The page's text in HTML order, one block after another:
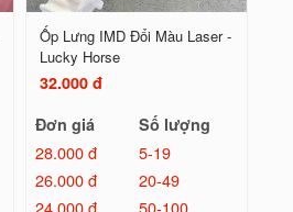
Ốp Lưng IMD Đổi Màu Laser -
Lucky Horse
32.000 đ
Đơn giá
Số lượng
28.000 đ
5-19
26.000 đ
20-49
24.000 đ
50-100